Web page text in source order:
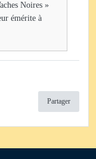
Noires »
émérite à
Partager